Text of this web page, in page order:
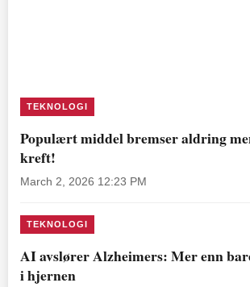
TEKNOLOGI
Populært middel bremser aldring
kreft!
March 2, 2026 12:23 PM
TEKNOLOGI
AI avslører Alzheimers: Mer enn
i hjernen